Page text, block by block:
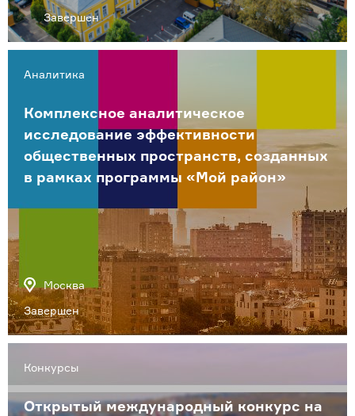
Завершен
Аналитика
Комплексное аналитическое
исследование эффективности
общественных пространств, созданных
в рамках программы «Мой район»
Москва
Завершен
Конкурсы
Открытый международный конкурс на